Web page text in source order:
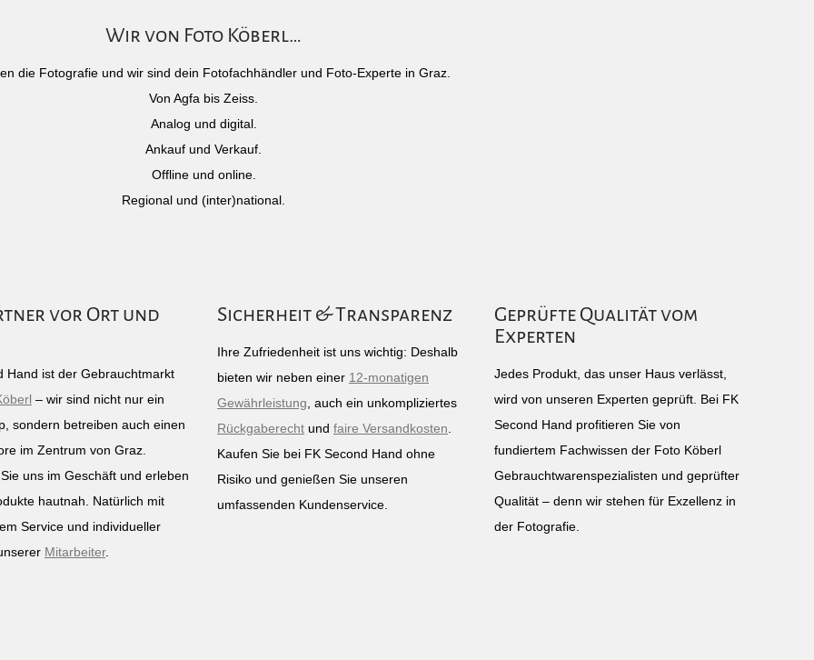
Wir von Foto Köberl…
die Fotografie und wir sind dein Fotofachhändler und Foto-Experte in Graz.
Von Agfa bis Zeiss.
Analog und digital.
Ankauf und Verkauf.
Offline und online.
Regional und (inter)national.
vor Ort und
Hand ist der Gebrauchtmarkt
– wir sind nicht nur ein
sondern betreiben auch einen
im Zentrum von Graz.
uns im Geschäft und erleben
hautnah. Natürlich mit
Service und individueller
Mitarbeiter.
Sicherheit & Transparenz
Ihre Zufriedenheit ist uns wichtig: Deshalb
bieten wir neben einer 12-monatigen
Gewährleistung , auch ein unkompliziertes
Rückgaberecht und faire Versandkosten
Kaufen Sie bei FK Second Hand ohne
Risiko und genießen Sie unseren
umfassenden Kundenservice.
Geprüfte Qualität vom
Experten
Jedes Produkt, das unser Haus verlässt,
wird von unseren Experten geprüft. Bei FK
Second Hand profitieren Sie von
fundiertem Fachwissen der Foto Köberl
Gebrauchtwarenspezialisten und geprüfter
Qualität – denn wir stehen für Exzellenz in
der Fotografie.